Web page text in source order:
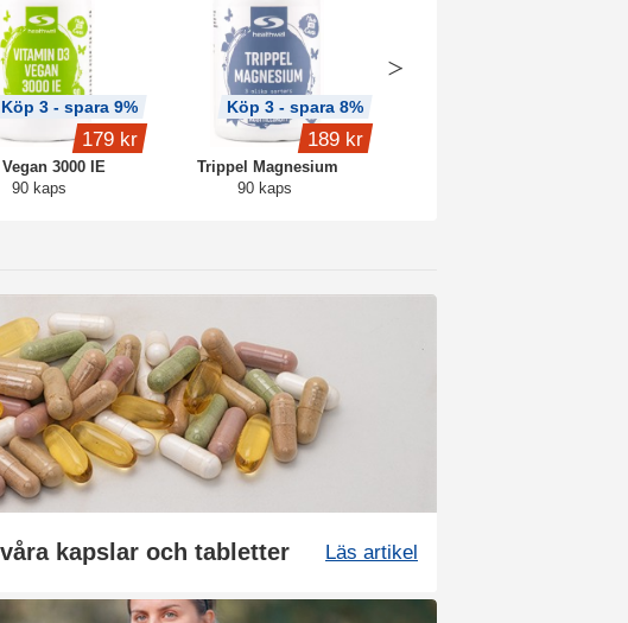
3000 IE
90 kaps
Köp 3 - spara 9%
179 kr
Trippel Magnesium
90 kaps
Köp 3 - spara 8%
189 kr
kapslar och tabletter Läs artikel